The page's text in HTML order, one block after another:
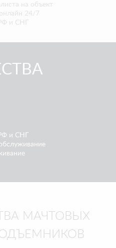
на объект
24/7
и СНГ
и СНГ
МАЧТОВЫХ